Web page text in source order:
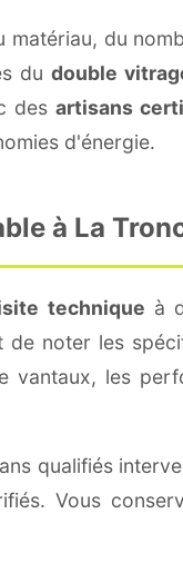
du
du double
des artisans
d'énergie.
à La
technique à
noter les
les
qualifiés
Vous